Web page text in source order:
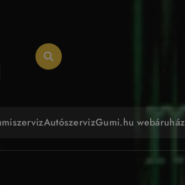
AutószervizGumi.hu webáruház